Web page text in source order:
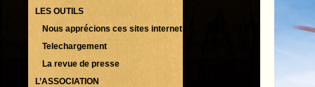
LES OUTILS
Nous apprécions ces sites internet
Telechargement
La revue de presse
L’ASSOCIATION